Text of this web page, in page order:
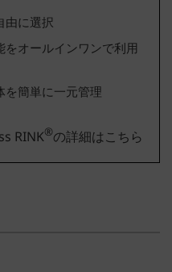
由に選択
オールインワンで利用
を簡単に一元管理
RINK®の詳細はこちら